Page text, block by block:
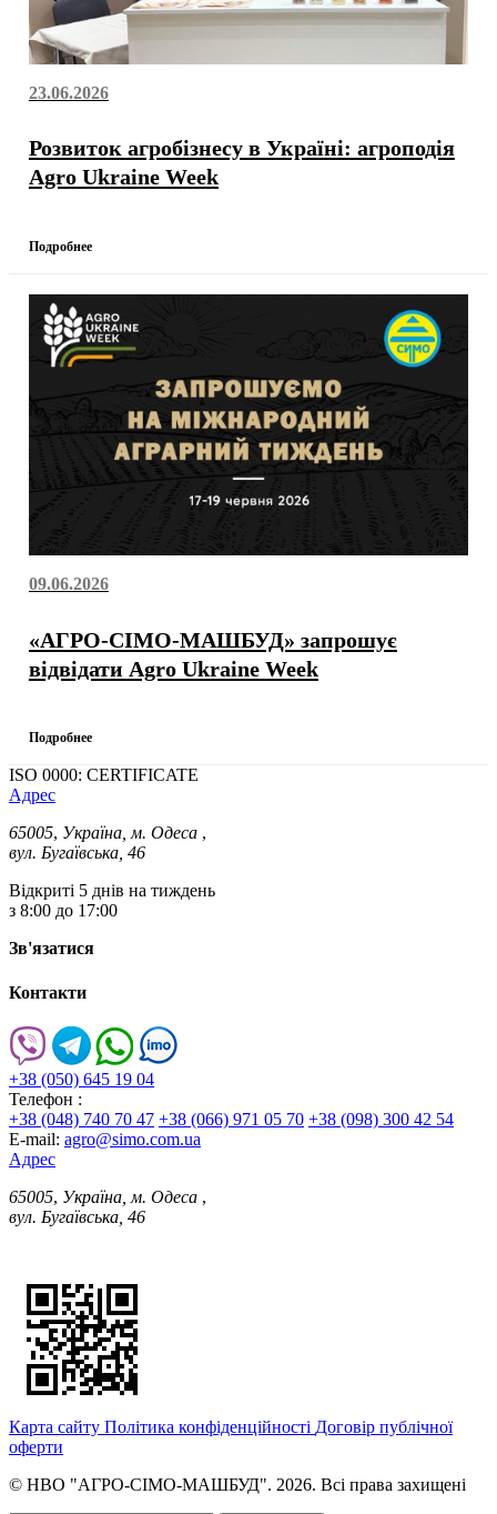
23.06.2026
Розвиток агробізнесу в Україні: агроподія
Agro Ukraine Week
Подробнее
09.06.2026
«АГРО-СІМО-МАШБУД» запрошує
відвідати Agro Ukraine Week
Подробнее
ISO 0000: CERTIFICATE
Адрес
65005, Україна, м. Одеса ,
вул. Бугаївська, 46
Відкриті 5 днів на тиждень
з 8:00 до 17:00
Зв'язатися
Контакти
+38 (050) 645 19 04
Телефон :
+38 (048) 740 70 47 +38 (066) 971 05 70 +38 (098) 300 42 54
E-mail: agro@simo.com.ua
Адрес
65005, Україна, м. Одеса ,
вул. Бугаївська, 46
Карта сайту Політика конфіденційності Договір публічної
оферти
© НВО "АГРО-СІМО-МАШБУД". 2026. Всі права захищені